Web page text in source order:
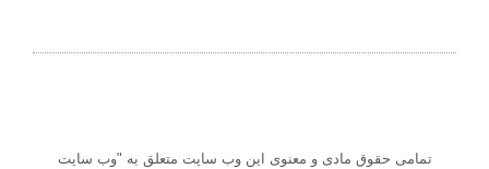
تمامی حقوق مادی و معنوی این وب سایت متعلق به "وب سایت